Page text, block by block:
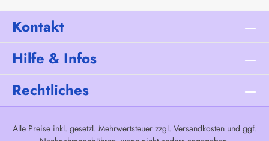
Kontakt
Hilfe & Infos
Rechtliches
Alle Preise inkl. gesetzl. Mehrwertsteuer zzgl. Versandkostenund ggf.